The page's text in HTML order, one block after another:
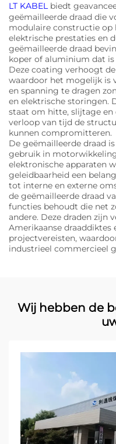
LT KABEL biedt
geëmailleerde draad die
modulaire constructie op
elektrische prestaties en
geëmailleerde draad
koper of aluminium dat
Deze coating verhoogt
waardoor het mogelijk is
en spanning te dragen
en elektrische storingen.
staat om hitte, slijtage en
verloop van tijd de
kunnen compromitteren.
De geëmailleerde draad
gebruik in
elektronische apparaten
geleidbaarheid een
tot interne en externe
de geëmailleerde draad
functies behoudt die net
andere. Deze draden zijn
Amerikaanse draaddiktes
projectvereisten,
industrieel commercieel
Wij hebben de